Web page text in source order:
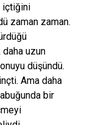
içtiğini
zaman zaman.
uzun
düşündü.
Ama daha
bir